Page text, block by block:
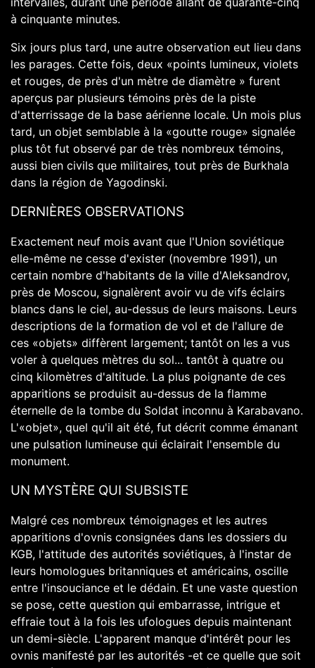
à cinquante minutes.
Six jours plus tard, une autre observation eut lieu dans
les parages. Cette fois, deux «points lumineux, violets
et rouges, de près d'un mètre de diamètre » furent
aperçus par plusieurs témoins près de la piste
d'atterrissage de la base aérienne locale. Un mois plus
tard, un objet semblable à la «goutte rouge» signalée
plus tôt fut observé par de très nombreux témoins,
aussi bien civils que militaires, tout près de Burkhala
dans la région de Yagodinski.
DERNIÈRES OBSERVATIONS
Exactement neuf mois avant que l'Union soviétique
elle-même ne cesse d'exister (novembre 1991), un
certain nombre d'habitants de la ville d'Aleksandrov,
près de Moscou, signalèrent avoir vu de vifs éclairs
blancs dans le ciel, au-dessus de leurs maisons. Leurs
descriptions de la formation de vol et de l'allure de
ces «objets» diffèrent largement; tantôt on les a vus
voler à quelques mètres du sol... tantôt à quatre ou
cinq kilomètres d'altitude. La plus poignante de ces
apparitions se produisit au-dessus de la flamme
éternelle de la tombe du Soldat inconnu à Karabavano.
L'«objet», quel qu'il ait été, fut décrit comme émanant
une pulsation lumineuse qui éclairait l'ensemble du
monument.
UN MYSTÈRE QUI SUBSISTE
Malgré ces nombreux témoignages et les autres
apparitions d'ovnis consignées dans les dossiers du
KGB, l'attitude des autorités soviétiques, à l'instar de
leurs homologues britanniques et américains, oscille
entre l'insouciance et le dédain. Et une vaste question
se pose, cette question qui embarrasse, intrigue et
effraie tout à la fois les ufologues depuis maintenant
un demi-siècle. L'apparent manque d'intérêt pour les
ovnis manifesté par les autorités -et ce quelle que soit